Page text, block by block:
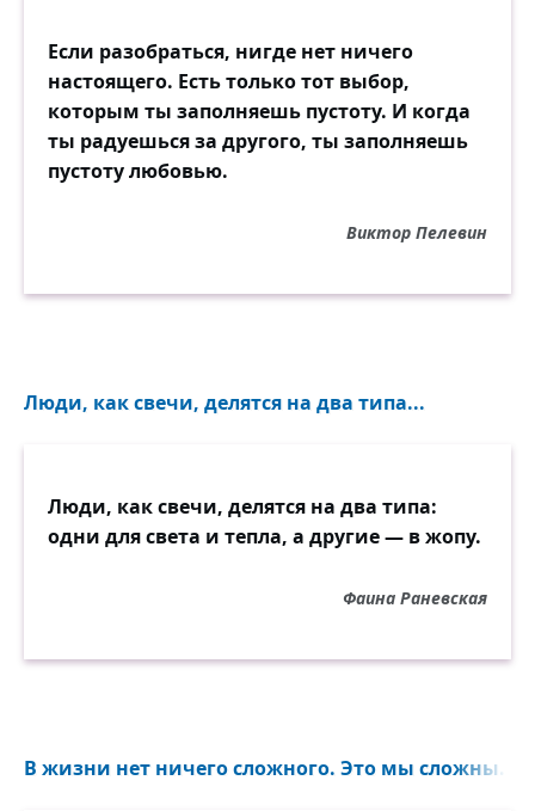
Если разобраться, нигде нет ничего
настоящего. Есть только тот выбор,
которым ты заполняешь пустоту. И когда
ты радуешься за другого, ты заполняешь
пустоту любовью.
Виктор Пелевин
Люди, как свечи, делятся на два типа...
Люди, как свечи, делятся на два типа:
одни для света и тепла, а другие — в жопу.
Фаина Раневская
В жизни нет ничего сложного. Это мы сложны.